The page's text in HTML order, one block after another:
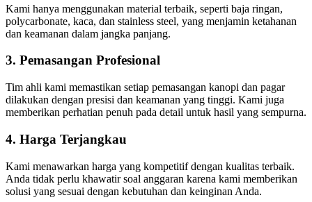
Kami hanya menggunakan material terbaik, seperti baja ringan,
polycarbonate, kaca, dan stainless steel, yang menjamin ketahanan
dan keamanan dalam jangka panjang.
3. Pemasangan Profesional
Tim ahli kami memastikan setiap pemasangan kanopi dan pagar
dilakukan dengan presisi dan keamanan yang tinggi. Kami juga
memberikan perhatian penuh pada detail untuk hasil yang sempurna.
4. Harga Terjangkau
Kami menawarkan harga yang kompetitif dengan kualitas terbaik.
Anda tidak perlu khawatir soal anggaran karena kami memberikan
solusi yang sesuai dengan kebutuhan dan keinginan Anda.